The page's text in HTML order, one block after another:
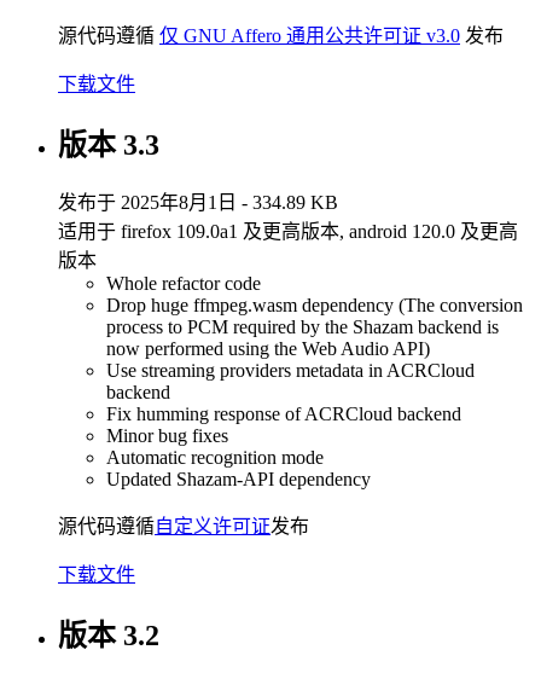
源代码遵循 仅 GNU Affero 通用公共许可证 v3.0 发布
下载文件
版本 3.3
发布于 2025年8月1日 - 334.89 KB
适用于 firefox 109.0a1 及更高版本, android 120.0 及更高
版本
Whole refactor code
Drop huge ffmpeg.wasm dependency (The conversion
process to PCM required by the Shazam backend is
now performed using the Web Audio API)
Use streaming providers metadata in ACRCloud
backend
Fix humming response of ACRCloud backend
Minor bug fixes
Automatic recognition mode
Updated Shazam-API dependency
源代码遵循自定义许可证发布
下载文件
版本 3.2